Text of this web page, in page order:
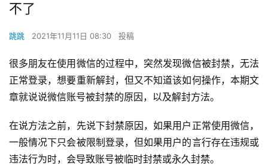
不了
跳跳 2021年11月11日 08:30 投稿
很多朋友在使用微信的过程中，突然发现微信被封禁，无法
正常登录，想要重新解封，但又不知道该如何操作，本期文
章就说说微信账号被封禁的原因，以及解封方法。
在说方法之前，先说下封禁原因，如果用户正常使用微信，
一般情况下只会被限制登录，但如果用户的言行存在违规或
违法行为时，会导致账号被临时封禁或永久封禁。